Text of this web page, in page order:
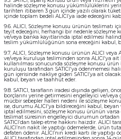
halinde sözleşme konusu yükümlülüklerini
tarihten itibaren 3 gün içinde yazılı olarak
içinde toplam bedeli ALICI’ya iade edeceğini
9.6. ALICI, Sözleşme konusu ürünün teslimatı
teyit edeceğini, herhangi bir nedenle sözleşme
ve/veya banka kayıtlarında iptal edilmesi
teslim yükümlülüğünün sona ereceğini kabul,
9.7. ALICI, Sözleşme konusu ürünün ALICI veya
ve/veya kuruluşa tesliminden sonra ALICI'ya ait
kullanılması sonucunda sözleşme konusu
kuruluşu tarafından SATICI'ya ödenmemesi
gün içerisinde nakliye gideri SATICI’ya ait olacak
kabul, beyan ve taahhüt eder.
9.8. SATICI, tarafların iradesi dışında gelişen,
borçlarını yerine getirmesini engelleyici ve/
mücbir sebepler halleri nedeni ile sözleşme
ise, durumu ALICI'ya bildireceğini kabul, beyan
iptal edilmesini, sözleşme konusu ürünün
teslimat süresinin engelleyici durumun ortadan
SATICI’dan talep etme hakkını haizdir. ALICI
ALICI’nın nakit ile yaptığı ödemelerde, ürün
defaten ödenir. ALICI’nın kredi kartı ile yaptığı